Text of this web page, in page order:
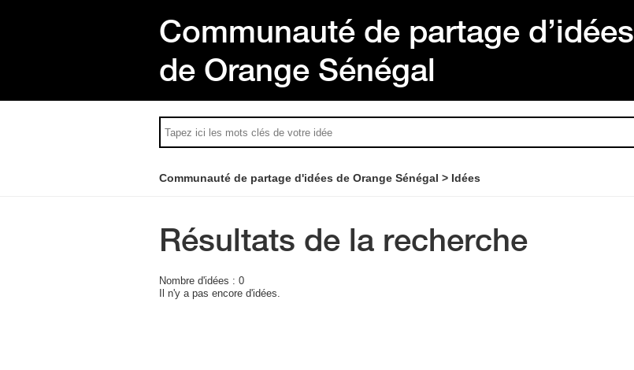
Communauté de partage d’idées
de Orange Sénégal
Communauté de partage d'idées de Orange Sénégal Idées
Résultats de la recherche
Nombre d'idées : 0
Il n'y a pas encore d'idées.